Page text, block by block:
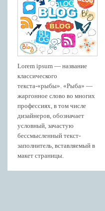
Lorem ipsum — название
классического
текста-«рыбы». «Рыба» —
жаргонное слово во многих
профессиях, в том числе
дизайнеров, обозначает
условный, зачастую
бессмысленный текст-
заполнитель, вставляемый в
макет страницы.